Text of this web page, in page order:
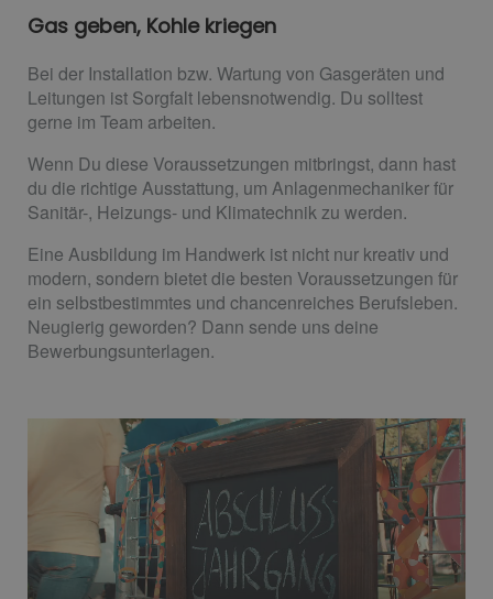
Gas geben, Kohle kriegen
Bei der Installation bzw. Wartung von Gasgeräten und
Leitungen ist Sorgfalt lebensnotwendig. Du solltest
gerne im Team arbeiten.
Wenn Du diese Voraussetzungen mitbringst, dann hast
du die richtige Ausstattung, um Anlagenmechaniker für
Sanitär-, Heizungs- und Klimatechnik zu werden.
Eine Ausbildung im Handwerk ist nicht nur kreativ und
modern, sondern bietet die besten Voraussetzungen für
ein selbstbestimmtes und chancenreiches Berufsleben.
Neugierig geworden? Dann sende uns deine
Bewerbungsunterlagen.